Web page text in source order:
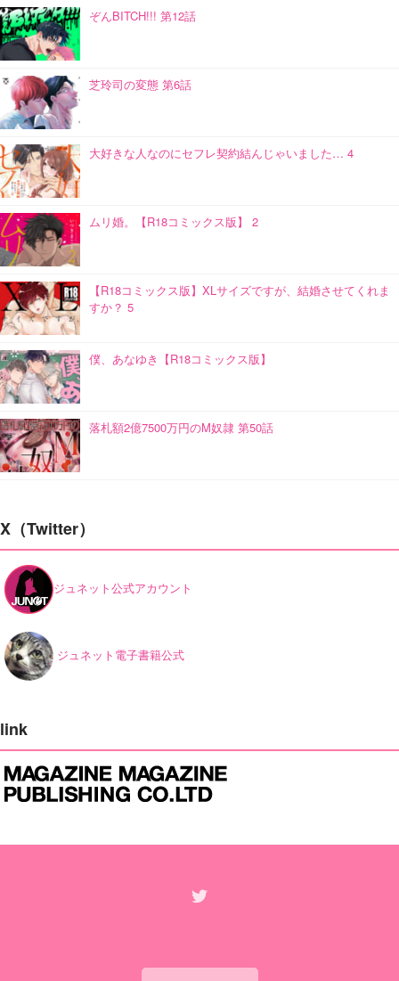
ぞんBITCH!!! 第12話
芝玲司の変態 第6話
大好きな人なのにセフレ契約結んじゃいました… 4
ムリ婚。【R18コミックス版】 2
【R18コミックス版】XLサイズですが、結婚させてくれま
すか？ 5
僕、あなゆき【R18コミックス版】
落札額2億7500万円のM奴隷 第50話
X（Twitter）
ジュネット公式アカウント
ジュネット電子書籍公式
link